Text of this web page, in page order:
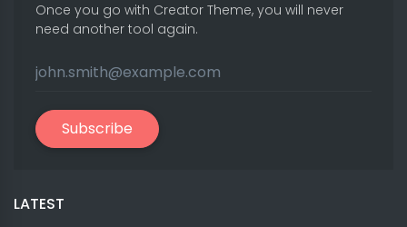
Once you go with Creator Theme, you will never
need another tool again.
Subscribe
LATEST